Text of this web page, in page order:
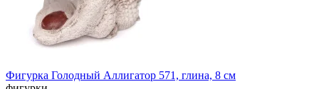
Фигурка Голодный Аллигатор 571, глина, 8 см